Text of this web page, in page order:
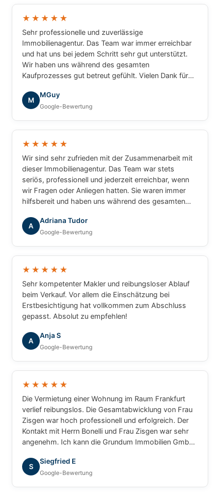
★★★★★
Sehr professionelle und zuverlässige
Immobilienagentur. Das Team war immer erreichbar
und hat uns bei jedem Schritt sehr gut unterstützt.
Wir haben uns während des gesamten
Kaufprozesses gut betreut gefühlt. Vielen Dank für
M
MGuy
Google-Bewertung
★★★★★
Wir sind sehr zufrieden mit der Zusammenarbeit mit
dieser Immobilienagentur. Das Team war stets
seriös, professionell und jederzeit erreichbar, wenn
wir Fragen oder Anliegen hatten. Sie waren immer
hilfsbereit und haben uns während des gesamten
Agentur mit gutem Gewissen weiterempfehlen.
A
Adriana Tudor
Google-Bewertung
★★★★★
Sehr kompetenter Makler und reibungsloser Ablauf
beim Verkauf. Vor allem die Einschätzung bei
Erstbesichtigung hat vollkommen zum Abschluss
gepasst. Absolut zu empfehlen!
A
Anja S
Google-Bewertung
★★★★★
Die Vermietung einer Wohnung im Raum Frankfurt
verlief reibungslos. Die Gesamtabwicklung von Frau
Zisgen war hoch professionell und erfolgreich. Der
Kontakt mit Herrn Bonelli und Frau Zisgen war sehr
angenehm. Ich kann die Grundum Immobilien GmbH
S
Siegfried E
Google-Bewertung